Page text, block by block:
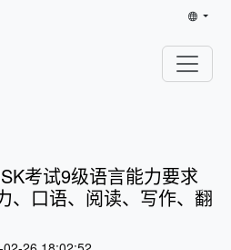
考试9级语言能力要求
、口语、阅读、写作、翻